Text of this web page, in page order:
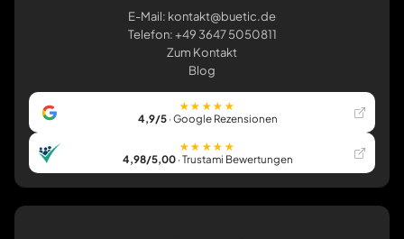
E-Mail: kontakt@buetic.de
Telefon: +49 3647 5050811
Zum Kontakt
Blog
★★★★★
4,9/5· Google Rezensionen
★★★★★
4,98/5,00· Trustami Bewertungen